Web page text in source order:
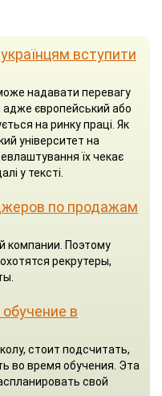
вступити
надавати перевагу
європейський або
на ринку праці. Як
університет на
їх чекає
у тексті.
по продажам
компании. Поэтому
рекрутеры,
в
стоит подсчитать,
во время обучения. Эта
свой